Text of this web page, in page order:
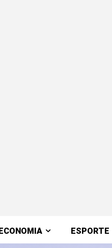
ESPORTE